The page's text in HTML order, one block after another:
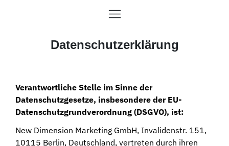
Datenschutzerklärung
Verantwortliche Stelle im Sinne der
Datenschutzgesetze, insbesondere der EU-
Datenschutzgrundverordnung (DSGVO), ist:
New Dimension Marketing GmbH, Invalidenstr. 151,
10115 Berlin, Deutschland, vertreten durch ihren